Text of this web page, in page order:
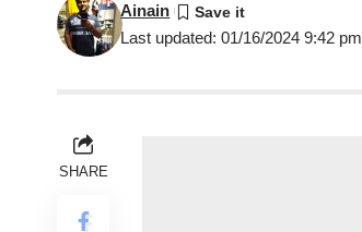
Last updated: 01/16/2024 9:42 pm
Ainain
SHARE